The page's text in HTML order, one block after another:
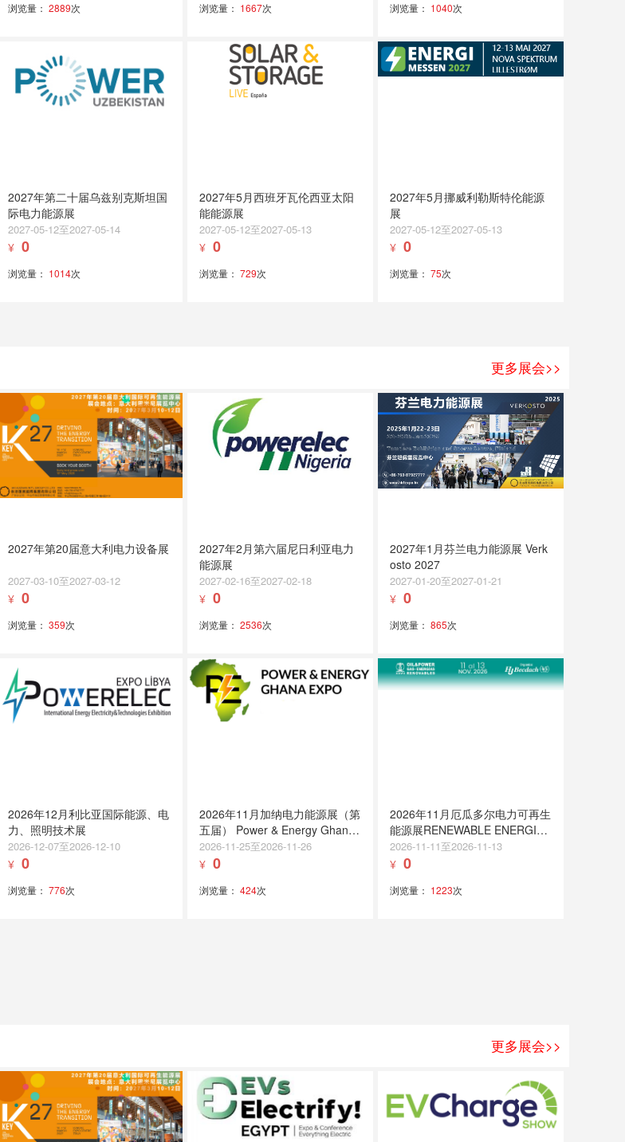
浏览量： 2889次 浏览量： 1667次 浏览量： 1040次
2027年第二十届乌兹别克斯坦国
际电力能源展
2027-05-12至2027-05-14
¥ 0
浏览量： 1014次
2027年5月西班牙瓦伦西亚太阳
能能源展
2027-05-12至2027-05-13
¥ 0
浏览量： 729次
2027年5月挪威利勒斯特伦能源
展
2027-05-12至2027-05-13
¥ 0
浏览量： 75次
更多展会>>
2027年第20届意大利电力设备展
2027-03-10至2027-03-12
¥ 0
浏览量： 359次
2027年2月第六届尼日利亚电力
能源展
2027-02-16至2027-02-18
¥ 0
浏览量： 2536次
2027年1月芬兰电力能源展 Verk
osto 2027
2027-01-20至2027-01-21
¥ 0
浏览量： 865次
2026年12月利比亚国际能源、电
力、照明技术展
2026-12-07至2026-12-10
¥ 0
浏览量： 776次
2026年11月加纳电力能源展（第
五届） Power & Energy Ghana
Expo
2026-11-25至2026-11-26
¥ 0
浏览量： 424次
2026年11月厄瓜多尔电力可再生
能源展RENEWABLE ENERGIES
2026
2026-11-11至2026-11-13
¥ 0
浏览量： 1223次
更多展会>>